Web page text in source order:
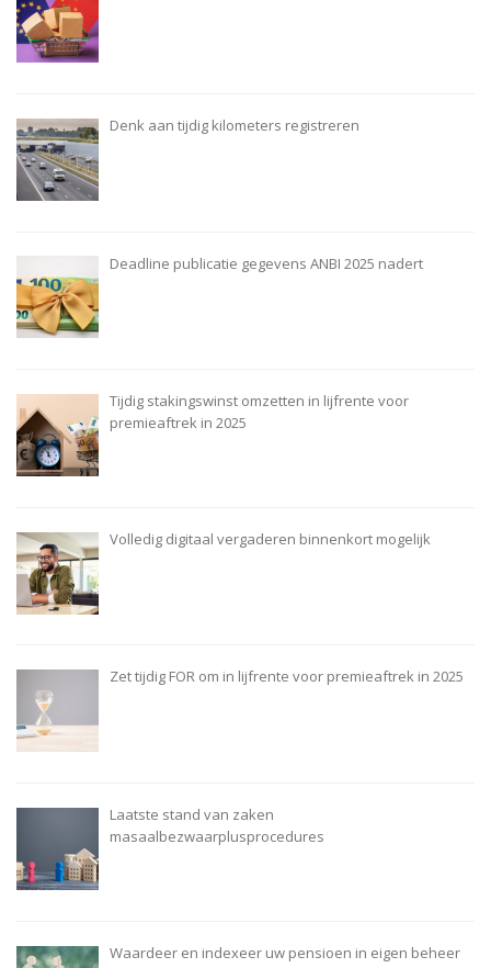
Denk aan tijdig kilometers registreren
Deadline publicatie gegevens ANBI 2025 nadert
Tijdig stakingswinst omzetten in lijfrente voor
premieaftrek in 2025
Volledig digitaal vergaderen binnenkort mogelijk
Zet tijdig FOR om in lijfrente voor premieaftrek in 2025
Laatste stand van zaken
masaalbezwaarplusprocedures
Waardeer en indexeer uw pensioen in eigen beheer